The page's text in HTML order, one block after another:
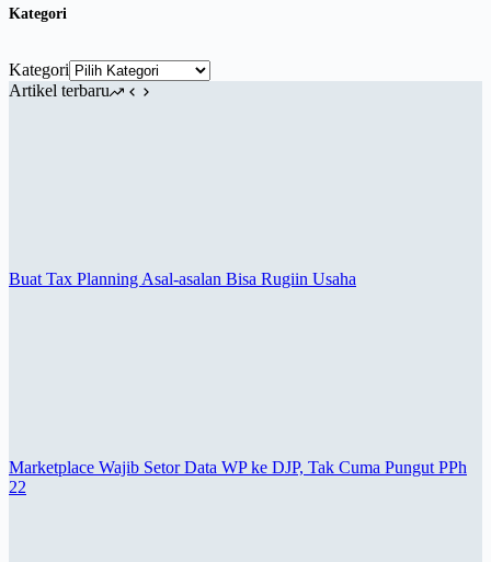
Kategori
Kategori
Artikel terbaru
Buat Tax Planning Asal-asalan Bisa Rugiin Usaha
Marketplace Wajib Setor Data WP ke DJP, Tak Cuma Pungut PPh
22